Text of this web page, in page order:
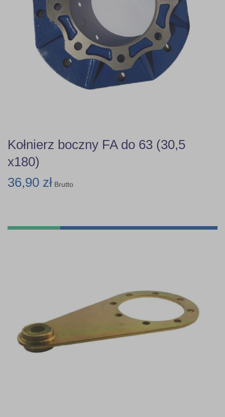
Kołnierz boczny FA do 63 (30,5
x180)
36,90 zł Brutto